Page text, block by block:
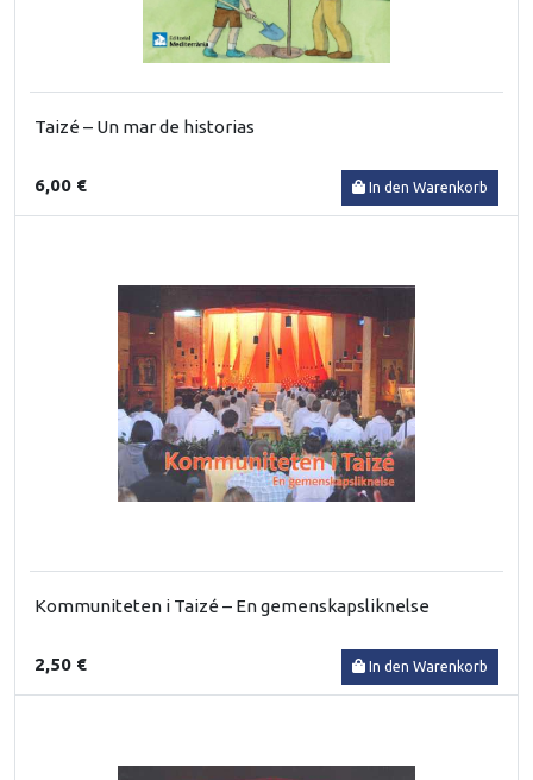
Taizé – Un mar de historias
6,00 € In den Warenkorb
Kommuniteten i Taizé – En gemenskapsliknelse
2,50 € In den Warenkorb